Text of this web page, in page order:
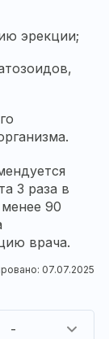
эрекции;
3 раза в
90
врача.
07.07.2025
-